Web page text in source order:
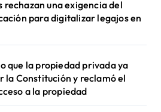
rechazan una exigencia del
para digitalizar legajos en
que la propiedad privada ya
la Constitución y reclamó el
a la propiedad